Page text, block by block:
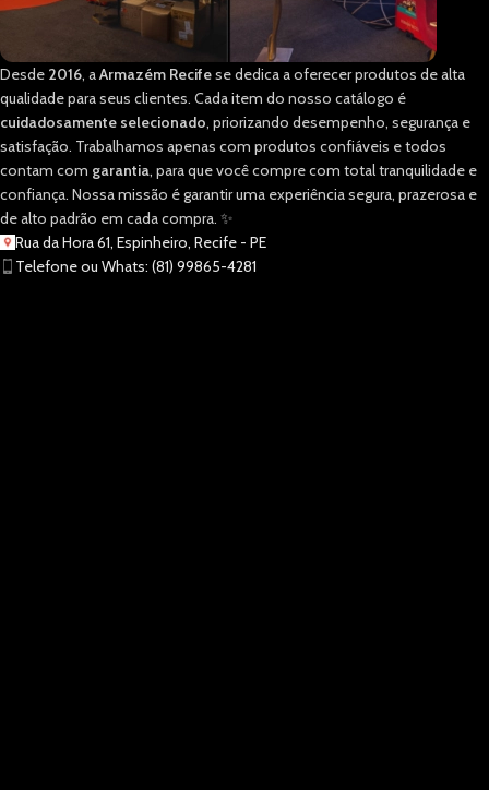
Desde 2016, aArmazém Recifese dedica a oferecer produtos de alta
qualidade para seus clientes. Cada item do nosso catálogo é
cuidadosamente selecionado, priorizando desempenho, segurança e
satisfação. Trabalhamos apenas com produtos confiáveis e todos
contam com garantia, para que você compre com total tranquilidade e
confiança. Nossa missão é garantir uma experiência segura, prazerosa e
de alto padrão em cada compra. ✨
Rua da Hora 61, Espinheiro, Recife - PE
Telefone ou Whats: (81) 99865-4281